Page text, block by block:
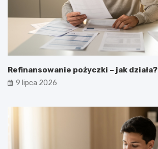
Refinansowanie pożyczki – jak działa?
9 lipca 2026